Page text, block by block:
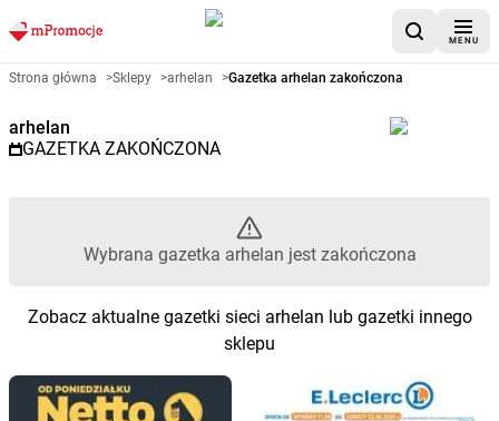
MENU
Gazetka promocyjna arhelan –
Strona główna >Sklepy >arhelan >Gazetka arhelan zakończona
arhelan
GAZETKA ZAKOŃCZONA
Wybrana gazetka arhelan jest zakończona
Zobacz aktualne gazetki sieci arhelan lub gazetki innego
sklepu